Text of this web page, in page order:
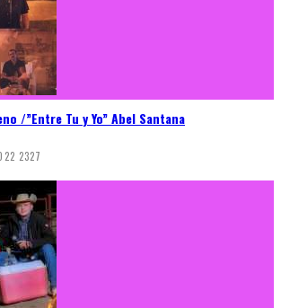
/”Entre Tu y Yo” Abel Santana
2327